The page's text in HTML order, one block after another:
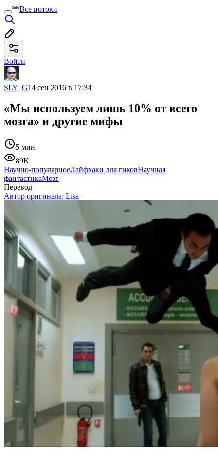
Все потоки
Войти
SLY_G14 сен 2016 в 17:34
«Мы используем лишь 10% от всего
мозга» и другие мифы
5 мин
89K
Научно-популярноеЛайфхаки для гиковНаучная
фантастикаМозг
Перевод
Автор оригинала: Lisa